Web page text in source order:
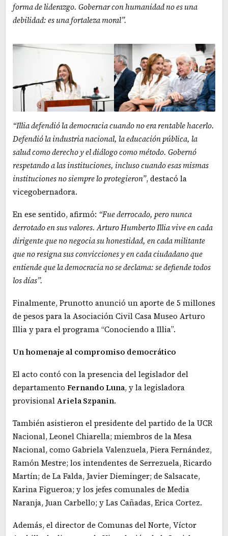
forma de liderazgo. Gobernar con humanidad no es una
debilidad: es una fortaleza moral”.
“Illia defendió la democracia cuando no era rentable hacerlo.
Defendió la industria nacional, la educación pública, la
salud como derecho y el diálogo como método. Gobernó
respetando a las instituciones, incluso cuando esas mismas
instituciones no siempre lo protegieron”, destacó la
vicegobernadora.
En ese sentido, afirmó: “Fue derrocado, pero nunca
derrotado en sus valores. Arturo Humberto Illia vive en cada
dirigente que no negocia su honestidad, en cada militante
que no resigna sus convicciones y en cada ciudadano que
entiende que la democracia no se declama: se defiende todos
los días”.
Finalmente, Prunotto anunció un aporte de 5 millones
de pesos para la Asociación Civil Casa Museo Arturo
Illia y para el programa “Conociendo a Illia”.
Un homenaje al compromiso democrático
El acto contó con la presencia del legislador del
departamento Fernando Luna, y la legisladora
provisionalAriela Szpanin.
También asistieron el presidente del partido de la UCR
Nacional, Leonel Chiarella; miembros de la Mesa
Nacional, como Gabriela Valenzuela, Piera Fernández,
Ramón Mestre; los intendentes de Serrezuela, Ricardo
Martín; de La Falda, Javier Dieminger; de Salsacate,
Karina Figueroa; y los jefes comunales de Media
Naranja, Juan Carbello; y Las Cañadas, Erica Cortez.
Además, el director de Comunas del Norte, Víctor